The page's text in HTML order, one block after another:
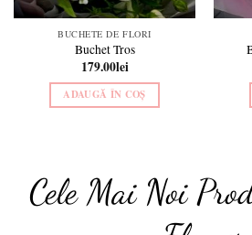
BUCHETE DE FLORI
Buchet Tros
179.00lei
ADAUGĂ ÎN COȘ
Cele Mai Noi